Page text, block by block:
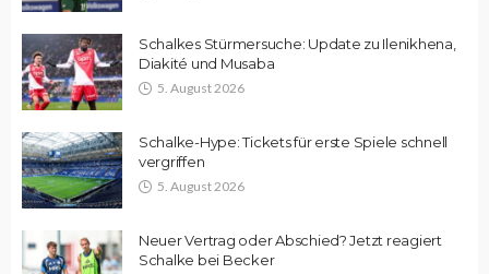
Schalkes Stürmersuche: Update zu Ilenikhena,
Diakité und Musaba
5. August 2026
Schalke-Hype: Tickets für erste Spiele schnell
vergriffen
5. August 2026
Neuer Vertrag oder Abschied? Jetzt reagiert
Schalke bei Becker